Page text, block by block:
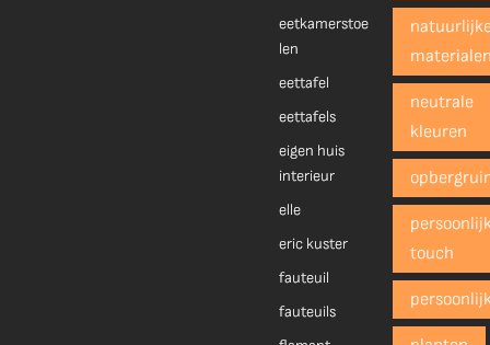
eetkamerstoe
len
eettafel
eettafels
eigen huis
interieur
elle
eric kuster
fauteuil
fauteuils
neutrale
kleuren
touch